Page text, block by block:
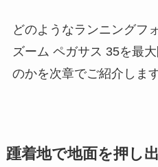
どのようなランニングフ
ズーム ペガサス 35を最
のかを次章でご紹介します
踵着地で地面を押し